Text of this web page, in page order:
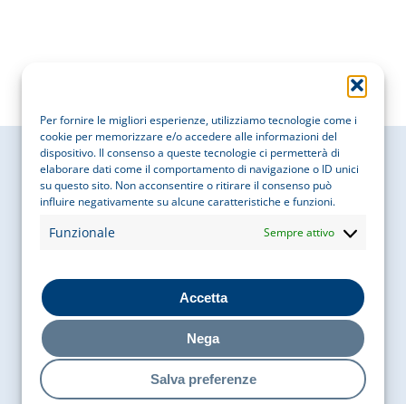
Per fornire le migliori esperienze, utilizziamo tecnologie come i
cookie per memorizzare e/o accedere alle informazioni del
dispositivo. Il consenso a queste tecnologie ci permetterà di
elaborare dati come il comportamento di navigazione o ID unici
su questo sito. Non acconsentire o ritirare il consenso può
influire negativamente su alcune caratteristiche e funzioni.
Funzionale Sempre attivo
Accetta
Nega
Salva preferenze
Cobaty Italia
Via Bigli 15, 20121, Milano
P. IVA
97087610156